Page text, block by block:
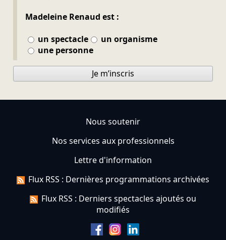
Madeleine Renaud est :
un spectacle
un organisme
une personne
Je m’inscris
Nous soutenir
Nos services aux professionnels
Lettre d'information
Flux RSS : Dernières programmations archivées
Flux RSS : Derniers spectacles ajoutés ou
modifiés